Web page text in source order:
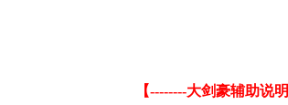
【--------大剑豪辅助说明